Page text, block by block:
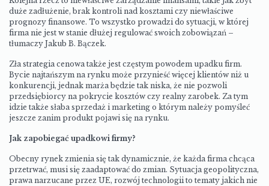
duże zadłużenie, brak kontroli nad kosztami czy niewłaściwe
prognozy finansowe. To wszystko prowadzi do sytuacji, w której
firma nie jest w stanie dłużej regulować swoich zobowiązań –
tłumaczy Jakub B. Bączek.
Zła strategia cenowa także jest częstym powodem upadku firm.
Bycie najtańszym na rynku może przynieść więcej klientów niż u
konkurencji, jednak marża będzie tak niska, że nie pozwoli
przedsiębiorcy na pokrycie kosztów czy realny zarobek. Za tym
idzie także słaba sprzedaż i marketing o którym należy pomyśleć
jeszcze zanim produkt pojawi się na rynku.
Jak zapobiegać upadkowi firmy?
Obecny rynek zmienia się tak dynamicznie, że każda firma chcąca
przetrwać, musi się zaadaptować do zmian. Sytuacja geopolityczna,
prawa narzucane przez UE, rozwój technologii to tematy jakich nie